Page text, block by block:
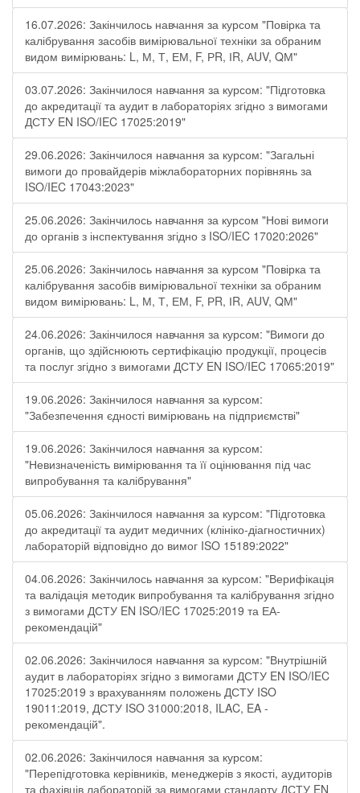
16.07.2026: Закінчилось навчання за курсом "Повірка та
калібрування засобів вимірювальної техніки за обраним
видом вимірювань: L, М, Т, ЕМ, F, РR, ІR, АUV, QМ"
03.07.2026: Закінчилося навчання за курсом: "Підготовка
до акредитації та аудит в лабораторіях згідно з вимогами
ДСТУ EN ISO/IEC 17025:2019"
29.06.2026: Закінчилося навчання за курсом: "Загальні
вимоги до провайдерів міжлабораторних порівнянь за
ISO/IEC 17043:2023"
25.06.2026: Закінчилось навчання за курсом "Нові вимоги
до органів з інспектування згідно з ISO/IEC 17020:2026"
25.06.2026: Закінчилось навчання за курсом "Повірка та
калібрування засобів вимірювальної техніки за обраним
видом вимірювань: L, М, Т, ЕМ, F, РR, ІR, АUV, QМ"
24.06.2026: Закінчилося навчання за курсом: "Вимоги до
органів, що здійснюють сертифікацію продукції, процесів
та послуг згідно з вимогами ДСТУ EN ISO/IEC 17065:2019"
19.06.2026: Закінчилося навчання за курсом:
"Забезпечення єдності вимірювань на підприємстві"
19.06.2026: Закінчилося навчання за курсом:
"Невизначеність вимірювання та її оцінювання під час
випробування та калібрування"
05.06.2026: Закінчилося навчання за курсом: "Підготовка
до акредитації та аудит медичних (клініко-діагностичних)
лабораторій відповідно до вимог ISO 15189:2022"
04.06.2026: Закінчилось навчання за курсом: "Верифікація
та валідація методик випробування та калібрування згідно
з вимогами ДСТУ EN ISO/IEC 17025:2019 та ЕА-
рекомендацій"
02.06.2026: Закінчилося навчання за курсом: "Внутрішній
аудит в лабораторіях згідно з вимогами ДСТУ EN ISO/IEC
17025:2019 з врахуванням положень ДСТУ ISO
19011:2019, ДСТУ ISO 31000:2018, ILAC, EA -
рекомендацій".
02.06.2026: Закінчилося навчання за курсом:
"Перепідготовка керівників, менеджерів з якості, аудиторів
та фахівців лабораторій за вимогами стандарту ДСТУ EN